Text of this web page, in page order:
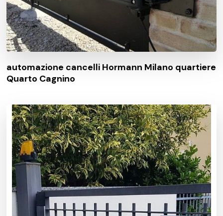
automazione cancelli Hormann Milano quartiere
Quarto Cagnino